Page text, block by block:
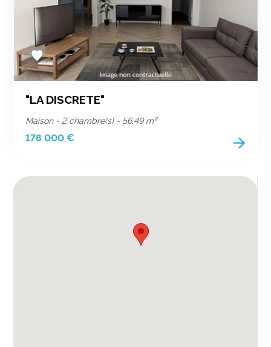
Add
to
favorites
"LA DISCRETE"
Maison - 2 chambre(s) - 56.49 m²
178 000 €